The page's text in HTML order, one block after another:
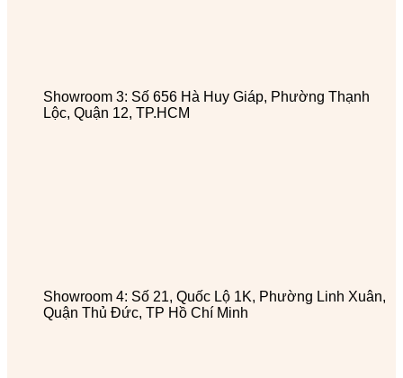
Showroom 3: Số 656 Hà Huy Giáp, Phường Thạnh
Lộc, Quận 12, TP.HCM
Showroom 4: Số 21, Quốc Lộ 1K, Phường Linh Xuân,
Quận Thủ Đức, TP Hồ Chí Minh